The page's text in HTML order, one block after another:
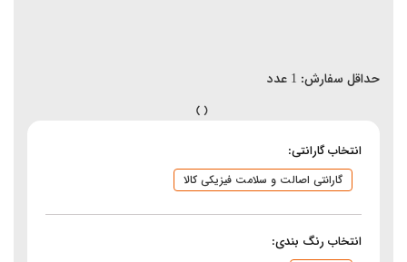
حداقل سفارش: 1 عدد
انتخاب گارانتی:
گارانتی اصالت و سلامت فیزیکی کالا
انتخاب رنگ بندی: